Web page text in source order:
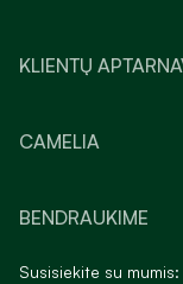
KLIENTŲ
CAMELIA
BENDRAUKIME
Susisiekite su mumis: